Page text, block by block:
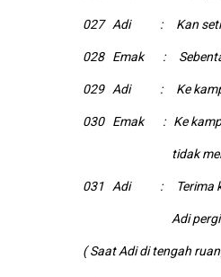
027 Adi : Kan setiap
028 Emak : Sebentar,
029 Adi : Ke kampus
030 Emak : Ke
tidak
031 Adi : Terima
Adi pergi dulu,
( Saat Adi di tengah